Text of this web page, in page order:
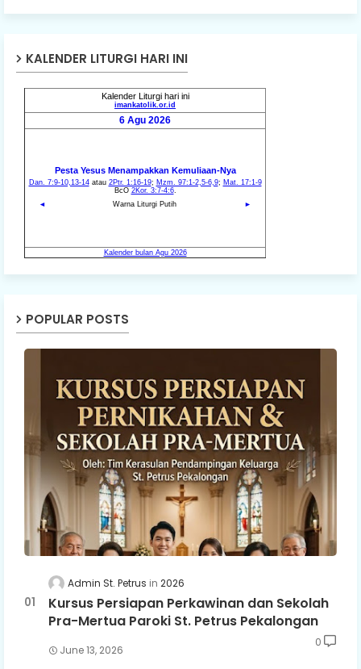
KALENDER LITURGI HARI INI
POPULAR POSTS
Admin St. Petrus 2026
Kursus Persiapan Perkawinan dan Sekolah
Pra-Mertua Paroki St. Petrus Pekalongan
June 13, 2026
0